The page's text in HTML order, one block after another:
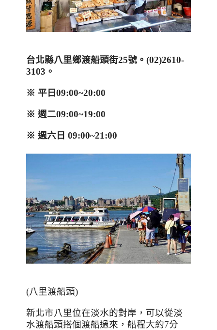
台北縣八里鄉渡船頭街25號。 (02)2610-
3103 。
※ 平日 09:00~20:00
※ 週二09:00~19:00
※ 週六日 09:00~21:00
(八里渡船頭)
新北市八里位在淡水的對岸，可以從淡
水渡船頭搭個渡船過來，船程大約7分